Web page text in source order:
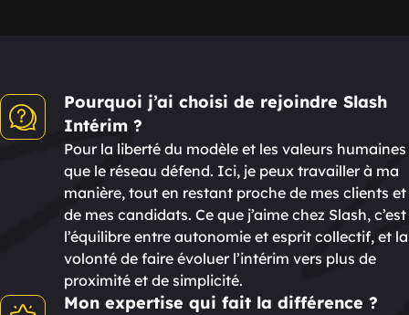
Pourquoi j’ai choisi de rejoindre Slash
Intérim ?
Pour la liberté du modèle et les valeurs humaines
que le réseau défend. Ici, je peux travailler à ma
manière, tout en restant proche de mes clients et
de mes candidats. Ce que j’aime chez Slash, c’est
l’équilibre entre autonomie et esprit collectif, et la
volonté de faire évoluer l’intérim vers plus de
proximité et de simplicité.
Mon expertise qui fait la différence ?